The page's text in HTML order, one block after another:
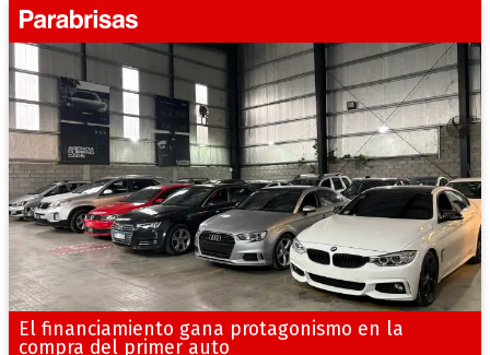
El financiamiento gana protagonismo en la
compra del primer auto